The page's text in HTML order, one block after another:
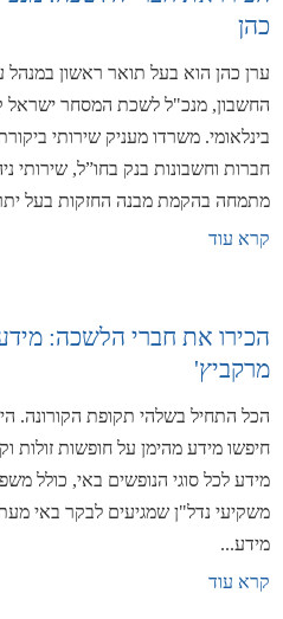
כהן
ערן כהן הוא בעל תואר ראשון
החשבון, מנכ"ל לשכת המסחר ישראל
בינלאומי. משרדו מעניק שירותי
חברות וחשבונות בנק בחו”ל, שירותי
מתמחה בהקמת מבנה החזקות בעל
קרא עוד
הכירו את חברי הלשכה:
מרקביץ'
הכל התחיל בשלהי תקופת הקורונה.
חיפשו מידע מהימן על חופשות זולות
מידע לכל סוגי הנופשים באי, כולל
משקיעי נדל"ן שמגיעים לבקר באי
מידע...
קרא עוד